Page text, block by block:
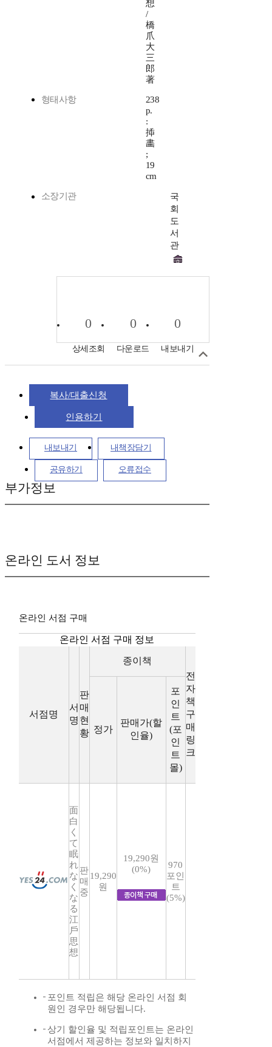
想
/
橋
爪
大
三
郎
著
형태사항
238
p.
:
揷
畵
;
19
cm
소장기관
국
회
도
서
관
0
상세조회
0
다운로드
0
내보내기
복사/대출신청
인용하기
내보내기 내책장담기
공유하기 오류접수
부가정보
온라인 도서 정보
온라인 서점 구매
온라인 서점 구매 정보
서점명
서
명
판
매
현
황
종이책
전
자
책
구
매
링
크
정가
판매가(할
인율)
포
인
트
(포
인
트
몰)
面
白
く
て
眠
れ
な
く
な
る
江
戶
思
想
판
매
중
19,290
원
19,290원
(0%)
970
포인
트
(5%)
포인트 적립은 해당 온라인 서점 회
원인 경우만 해당됩니다.
상기 할인율 및 적립포인트는 온라인
서점에서 제공하는 정보와 일치하지